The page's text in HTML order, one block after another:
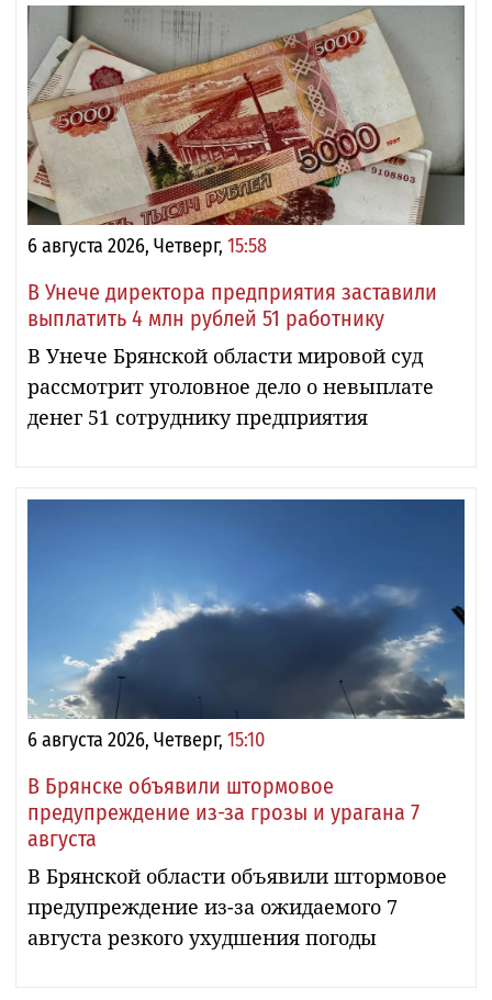
6 августа 2026, Четверг, 15:58
В Унече директора предприятия заставили
выплатить 4 млн рублей 51 работнику
В Унече Брянской области мировой суд
рассмотрит уголовное дело о невыплате
денег 51 сотруднику предприятия
6 августа 2026, Четверг, 15:10
В Брянске объявили штормовое
предупреждение из-за грозы и урагана 7
августа
В Брянской области объявили штормовое
предупреждение из-за ожидаемого 7
августа резкого ухудшения погоды